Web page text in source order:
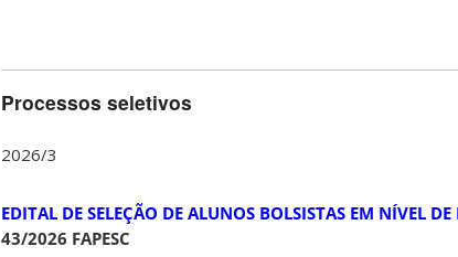
Processos seletivos
2026/3
EDITAL DE SELEÇÃO DE ALUNOS BOLSISTAS EM NÍVEL DE
43/2026 FAPESC